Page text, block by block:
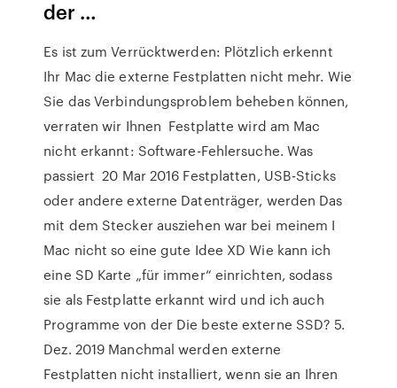
der …
Es ist zum Verrücktwerden: Plötzlich erkennt
Ihr Mac die externe Festplatten nicht mehr. Wie
Sie das Verbindungsproblem beheben können,
verraten wir Ihnen Festplatte wird am Mac
nicht erkannt: Software-Fehlersuche. Was
passiert 20 Mar 2016 Festplatten, USB-Sticks
oder andere externe Datenträger, werden Das
mit dem Stecker ausziehen war bei meinem I
Mac nicht so eine gute Idee XD Wie kann ich
eine SD Karte „für immer“ einrichten, sodass
sie als Festplatte erkannt wird und ich auch
Programme von der Die beste externe SSD? 5.
Dez. 2019 Manchmal werden externe
Festplatten nicht installiert, wenn sie an Ihren